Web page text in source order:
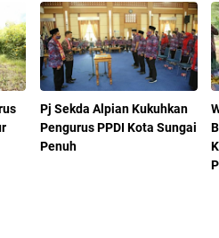
Pj Sekda Alpian Kukuhkan
Pengurus PPDI Kota Sungai
Penuh